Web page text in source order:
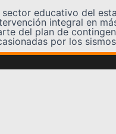
sector educativo del
integral en
del plan de
por los